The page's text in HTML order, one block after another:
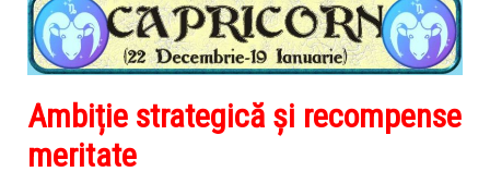
Ambiție strategică și recompense
meritate